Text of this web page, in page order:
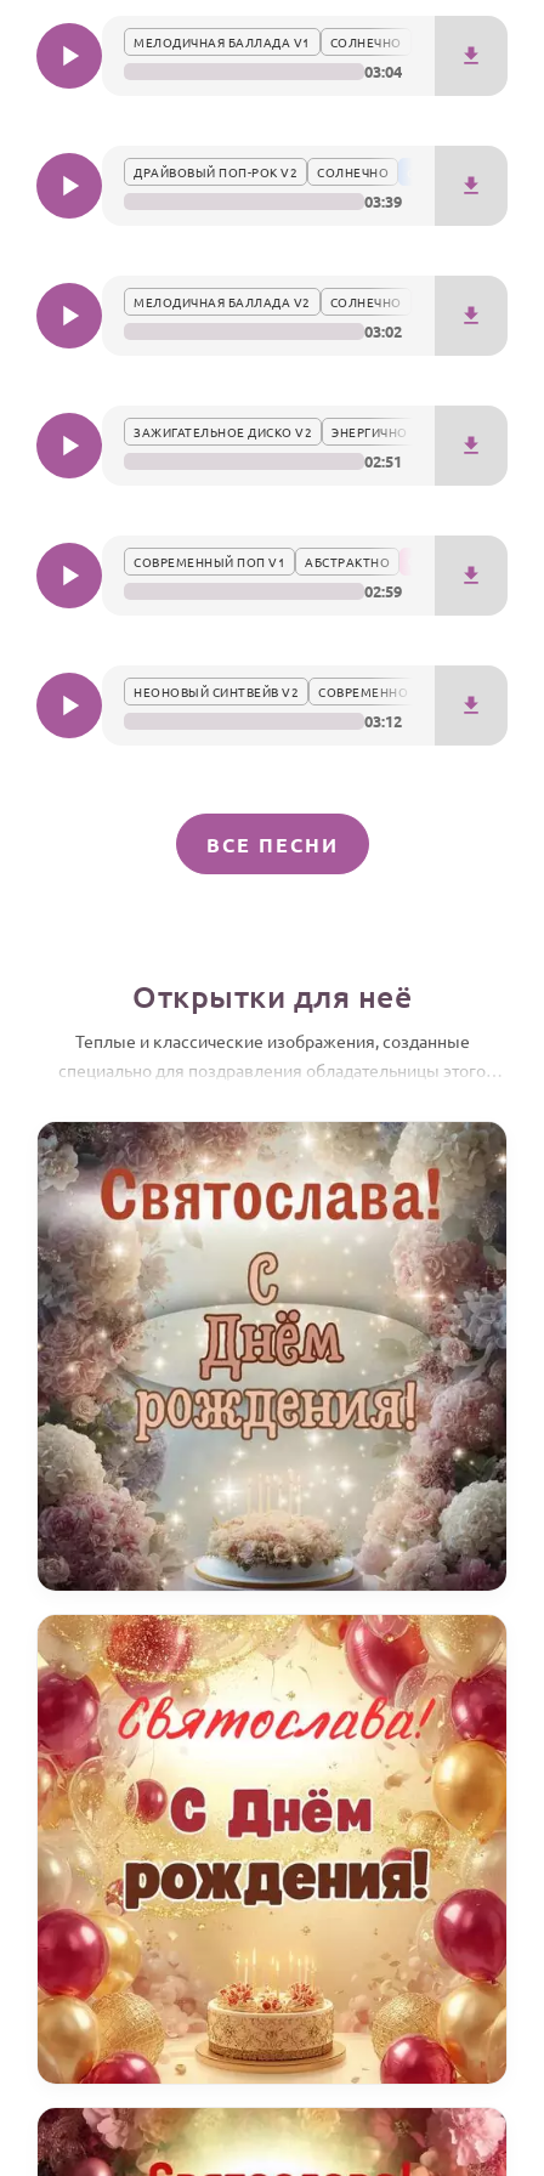
благородством и красотой.
МЕЛОДИЧНАЯ БАЛЛАДА V1 СОЛНЕЧНО
03:04
ДРАЙВОВЫЙ ПОП-РОК V2 СОЛНЕЧНО
03:39
МЕЛОДИЧНАЯ БАЛЛАДА V2 СОЛНЕЧНО
03:02
ЗАЖИГАТЕЛЬНОЕ ДИСКО V2 ЭНЕРГИЧНО
02:51
СОВРЕМЕННЫЙ ПОП V1 АБСТРАКТНО
02:59
НЕОНОВЫЙ СИНТВЕЙВ V2 СОВРЕМЕННО
03:12
ВСЕ ПЕСНИ
Открытки для неё
Теплые и классические изображения, созданные
специально для поздравления обладательницы этого